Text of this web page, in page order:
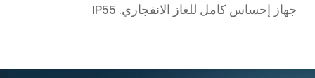
جهاز إحساس كامل للغاز الانفجاري. IP55